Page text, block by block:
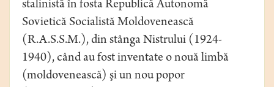
stalinistă în fosta Republică Autonomă
Sovietică Socialistă Moldovenească
(R.A.S.S.M.), din stânga Nistrului (1924-
1940), când au fost inventate o nouă limbă
(moldovenească) şi un nou popor